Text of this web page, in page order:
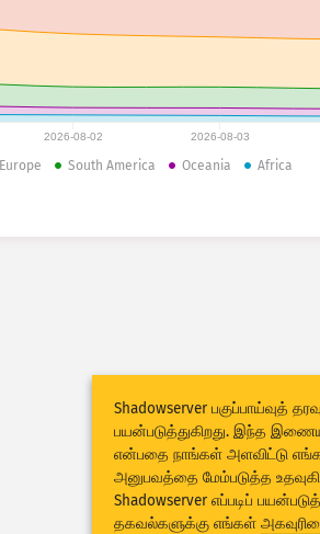
2026-08-02 2026-08-03
Europe South America Oceania Africa
Shadowserver பகுப்பாய்வுத்
பயன்படுத்துகிறது. இந்த
என்பதை நாங்கள் அளவிட்டு
அனுபவத்தை மேம்படுத்த
Shadowserver எப்படிப்
தகவல்களுக்கு எங்கள்